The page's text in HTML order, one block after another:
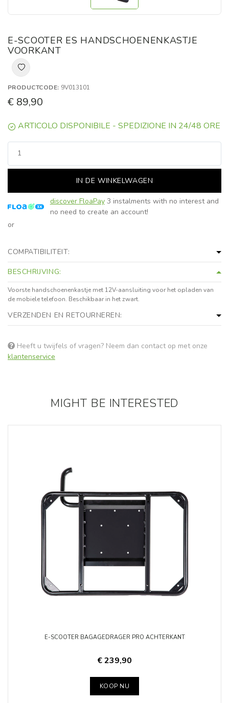
E-SCOOTER ES HANDSCHOENENKASTJE
VOORKANT
PRODUCTCODE: 9V013101
€ 89,90
ARTICOLO DISPONIBILE - SPEDIZIONE IN 24/48 ORE
IN DE WINKELWAGEN
discover FloaPay3 instalments with no interest and
no need to create an account!
or
COMPATIBILITEIT:
BESCHRIJVING:
Voorste handschoenenkastje met 12V-aansluiting voor het opladen van
de mobiele telefoon. Beschikbaar in het zwart.
VERZENDEN EN RETOURNEREN:
Heeft u twijfels of vragen? Neem dan contact op met onze
klantenservice
MIGHT BE INTERESTED
E-SCOOTER BAGAGEDRAGER PRO ACHTERKANT
€ 239,90
KOOP NU